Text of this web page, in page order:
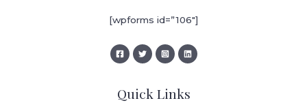
[wpforms id=”106″]
Quick Links